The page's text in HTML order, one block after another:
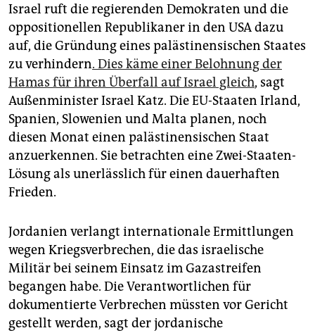
Israel ruft die regierenden Demokraten und die
oppositionellen Republikaner in den USA dazu
auf, die Gründung eines palästinensischen Staates
zu verhindern. Dies käme einer Belohnung der
Hamas für ihren Überfall auf Israel gleich, sagt
Außenminister Israel Katz. Die EU-Staaten Irland,
Spanien, Slowenien und Malta planen, noch
diesen Monat einen palästinensischen Staat
anzuerkennen. Sie betrachten eine Zwei-Staaten-
Lösung als unerlässlich für einen dauerhaften
Frieden.
Jordanien verlangt internationale Ermittlungen
wegen Kriegsverbrechen, die das israelische
Militär bei seinem Einsatz im Gazastreifen
begangen habe. Die Verantwortlichen für
dokumentierte Verbrechen müssten vor Gericht
gestellt werden, sagt der jordanische